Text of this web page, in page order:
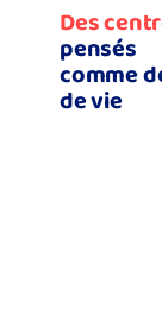
pensés
comme
de vie